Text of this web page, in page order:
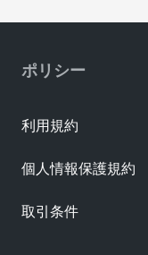
ポリシー
利用規約
個人情報保護規約
取引条件